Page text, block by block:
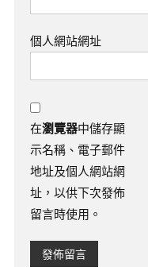
個人網站網址
在瀏覽器中儲存顯
示名稱、電子郵件
地址及個人網站網
址，以供下次發佈
留言時使用。